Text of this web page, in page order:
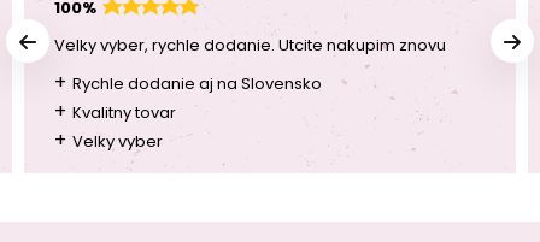
100%
Velky vyber, rychle dodanie. Utcite nakupim znovu
+ Rychle dodanie aj na Slovensko
+ Kvalitny tovar
+ Velky vyber